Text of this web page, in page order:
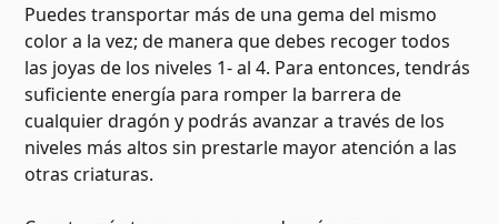
Puedes transportar más de una gema del mismo
color a la vez; de manera que debes recoger todos
las joyas de los niveles 1- al 4. Para entonces, tendrás
suficiente energía para romper la barrera de
cualquier dragón y podrás avanzar a través de los
niveles más altos sin prestarle mayor atención a las
otras criaturas.